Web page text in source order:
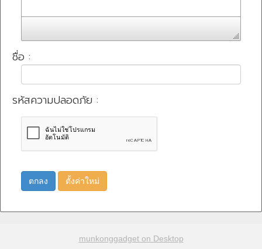
ชื่อ :
รหัสความปลอดภัย :
ตกลง ตั้งค่าใหม่
munkonggadget on Desktop